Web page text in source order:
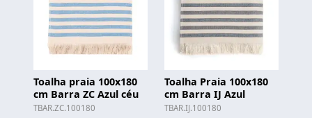
Toalha praia 100x180
cm Barra ZC Azul céu
TBAR.ZC.100180
Toalha Praia 100x180
cm Barra IJ Azul
TBAR.IJ.100180